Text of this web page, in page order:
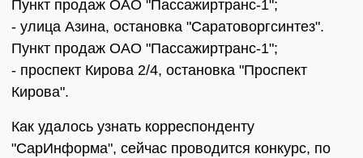
Пункт продаж ОАО "Пассажиртранс-1";
- улица Азина, остановка "Саратоворгсинтез".
Пункт продаж ОАО "Пассажиртранс-1";
- проспект Кирова 2/4, остановка "Проспект
Кирова".
Как удалось узнать корреспонденту
"СарИнформа", сейчас проводится конкурс, по